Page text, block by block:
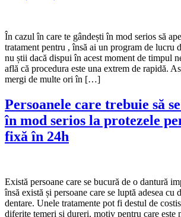
În cazul în care te gândești în mod serios să
tratament pentru , însă ai un program de lucru
nu știi dacă dispui în acest moment de timpul
află că procedura este una extrem de rapidă.
mergi de multe ori în […]
Persoanele care trebuie să
în mod serios la protezele
fixă în 24h
Există persoane care se bucură de o dantură
însă există și persoane care se luptă adesea cu
dentare. Unele tratamente pot fi destul de
diferite temeri și dureri, motiv pentru care este